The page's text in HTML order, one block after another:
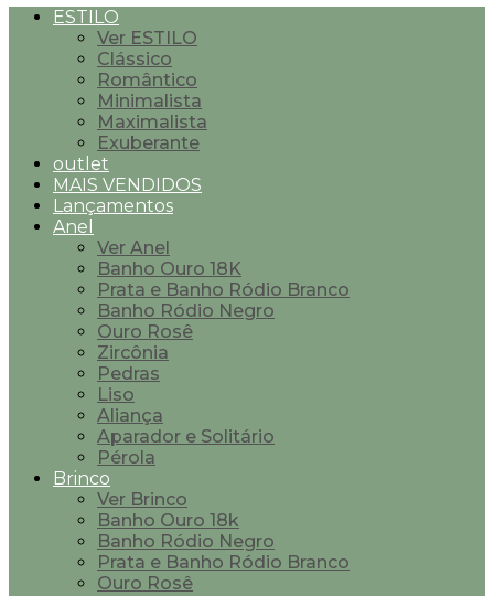
ESTILO
Ver ESTILO
Clássico
Romântico
Minimalista
Maximalista
Exuberante
outlet
MAIS VENDIDOS
Lançamentos
Anel
Ver Anel
Banho Ouro 18K
Prata e Banho Ródio Branco
Banho Ródio Negro
Ouro Rosê
Zircônia
Pedras
Liso
Aliança
Aparador e Solitário
Pérola
Brinco
Ver Brinco
Banho Ouro 18k
Banho Ródio Negro
Prata e Banho Ródio Branco
Ouro Rosê